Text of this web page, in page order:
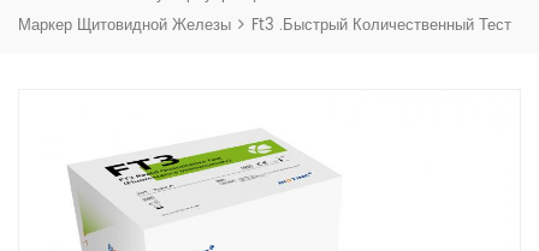
Маркер Щитовидной Железы
Ft3 .быстрый Количественный Тест